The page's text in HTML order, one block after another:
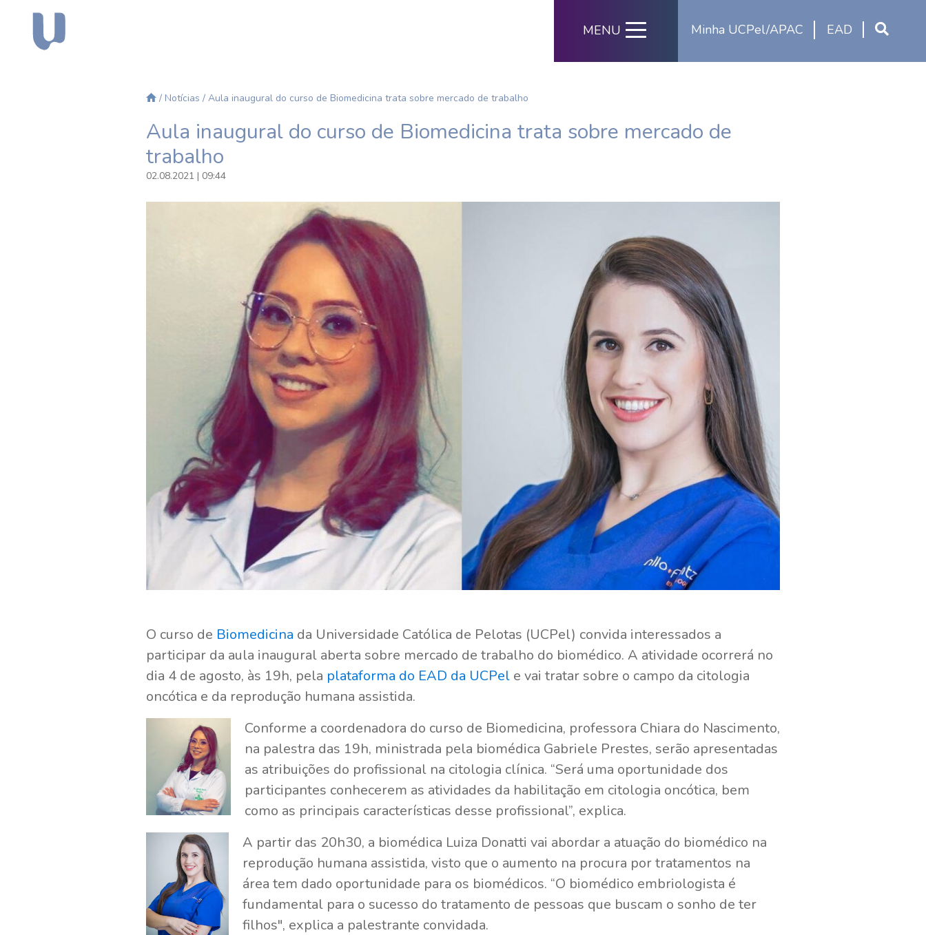
Minha UCPel/APAC EAD
MENU
/ Notícias / Aula inaugural do curso de Biomedicina trata sobre mercado de trabalho
Aula inaugural do curso de Biomedicina trata sobre mercado de
trabalho
02.08.2021 | 09:44
O curso de Biomedicina da Universidade Católica de Pelotas (UCPel) convida interessados a
participar da aula inaugural aberta sobre mercado de trabalho do biomédico. A atividade ocorrerá no
dia 4 de agosto, às 19h, pela plataforma do EAD da UCPel e vai tratar sobre o campo da citologia
oncótica e da reprodução humana assistida.
Conforme a coordenadora do curso de Biomedicina, professora Chiara do Nascimento,
na palestra das 19h, ministrada pela biomédica Gabriele Prestes, serão apresentadas
as atribuições do profissional na citologia clínica. “Será uma oportunidade dos
participantes conhecerem as atividades da habilitação em citologia oncótica, bem
como as principais características desse profissional”, explica.
A partir das 20h30, a biomédica Luiza Donatti vai abordar a atuação do biomédico na
reprodução humana assistida, visto que o aumento na procura por tratamentos na
área tem dado oportunidade para os biomédicos. “O biomédico embriologista é
fundamental para o sucesso do tratamento de pessoas que buscam o sonho de ter
filhos", explica a palestrante convidada.